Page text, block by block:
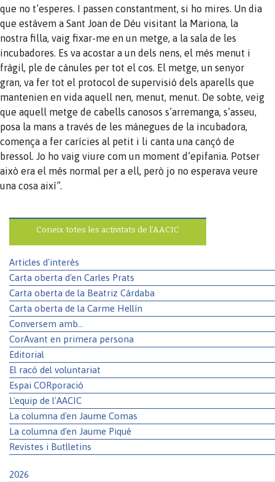
que no t’esperes. I passen constantment, si ho mires. Un dia
que estàvem a Sant Joan de Déu visitant la Mariona, la
nostra filla, vaig fixar-me en un metge, a la sala de les
incubadores. Es va acostar a un dels nens, el més menut i
fràgil, ple de cànules per tot el cos. El metge, un senyor
gran, va fer tot el protocol de supervisió dels aparells que
mantenien en vida aquell nen, menut, menut. De sobte, veig
que aquell metge de cabells canosos s’arremanga, s’asseu,
posa la mans a través de les mànegues de la incubadora,
comença a fer carícies al petit i li canta una cançó de
bressol. Jo ho vaig viure com un moment d’epifania. Potser
això era el més normal per a ell, però jo no esperava veure
una cosa així”.
Coneix totes les activitats de l’AACIC
Articles d'interès
Carta oberta d'en Carles Prats
Carta oberta de la Beatriz Cárdaba
Carta oberta de la Carme Hellín
Conversem amb...
CorAvant en primera persona
Editorial
El racó del voluntariat
Espai CORporació
L'equip de l'AACIC
La columna d'en Jaume Comas
La columna d'en Jaume Piqué
Revistes i Butlletins
2026